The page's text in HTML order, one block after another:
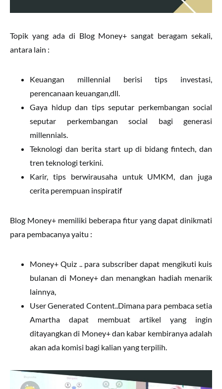
Topik yang ada di Blog Money+ sangat beragam sekali,
antara lain :
Keuangan millennial berisi tips investasi,
perencanaan keuangan,dll.
Gaya hidup dan tips seputar perkembangan social
seputar perkembangan social bagi generasi
millennials.
Teknologi dan berita start up di bidang fintech, dan
tren teknologi terkini.
Karir, tips berwirausaha untuk UMKM, dan juga
cerita perempuan inspiratif
Blog Money+ memiliki beberapa fitur yang dapat dinikmati
para pembacanya yaitu :
Money+ Quiz .. para subscriber dapat mengikuti kuis
bulanan di Money+ dan menangkan hadiah menarik
lainnya,
User Generated Content..Dimana para pembaca setia
Amartha dapat membuat artikel yang ingin
ditayangkan di Money+ dan kabar kembiranya adalah
akan ada komisi bagi kalian yang terpilih.